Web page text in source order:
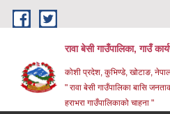
Skip to main content
रावा बेसी गाउँपालिका, गाउँ
कोशी प्रदेश, कुभिण्डे, खोटाङ,
" रावा बेसी गाउँपालिका बासि
हराभरा गाउँपालिकाको चाहना "